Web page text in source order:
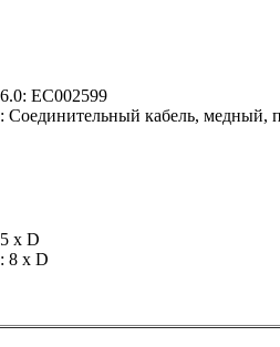
EC002599
Соединительный кабель,
x D
8 х D